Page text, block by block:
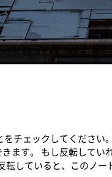
チェックしてください
ます。 もし反転してい
転していると、このノー